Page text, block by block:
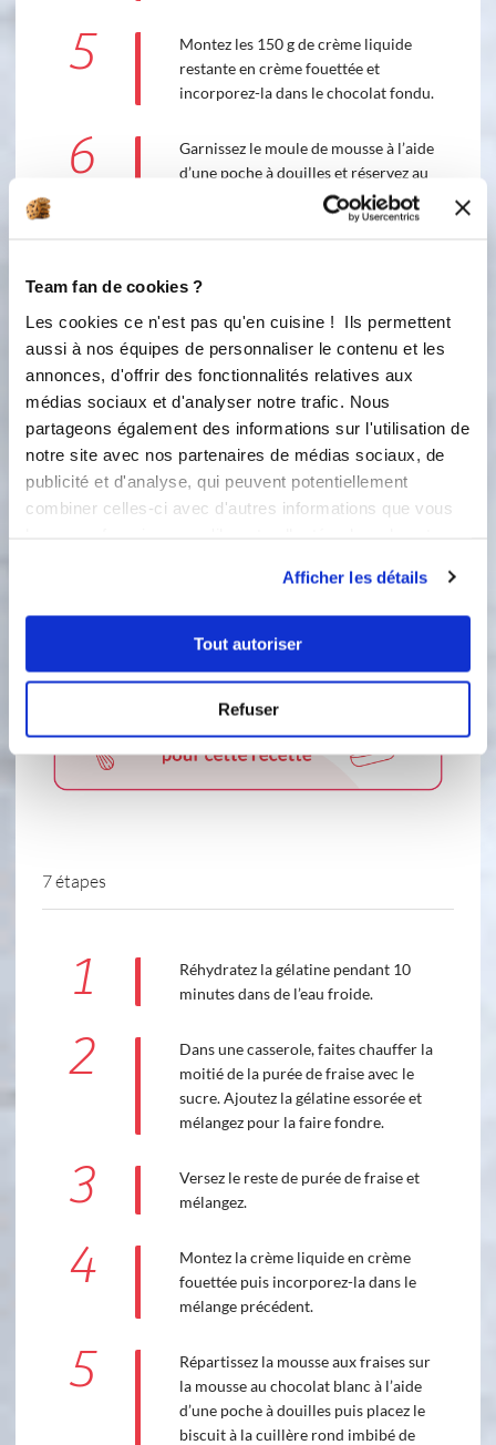
Team fan de cookies ?
Les cookies ce n'est pas qu'en cuisine ! Ils permettent
aussi à nos équipes de personnaliser le contenu et les
annonces, d'offrir des fonctionnalités relatives aux
médias sociaux et d'analyser notre trafic. Nous
partageons également des informations sur l'utilisation de
notre site avec nos partenaires de médias sociaux, de
publicité et d'analyse, qui peuvent potentiellement
combiner celles-ci avec d'autres informations que vous
Afficher les détails
Tout autoriser
Refuser
5
Montez les 150 g de crème liquide
restante en crème fouettée et
incorporez-la dans le chocolat fondu.
6
Garnissez le moule de mousse à l’aide
d’une poche à douilles et réservez au
fraises
Ingredients Liste de courses
7 gramme(s)de gélatine
250 gramme(s)de purée de fraise
de crème fraîche liquide
7 étapes
1
Réhydratez la gélatine pendant 10
minutes dans de l’eau froide.
2
Dans une casserole, faites chauffer la
moitié de la purée de fraise avec le
sucre. Ajoutez la gélatine essorée et
mélangez pour la faire fondre.
3
Versez le reste de purée de fraise et
mélangez.
4
Montez la crème liquide en crème
fouettée puis incorporez-la dans le
mélange précédent.
5
Répartissez la mousse aux fraises sur
la mousse au chocolat blanc à l’aide
d’une poche à douilles puis placez le
biscuit à la cuillère rond imbibé de